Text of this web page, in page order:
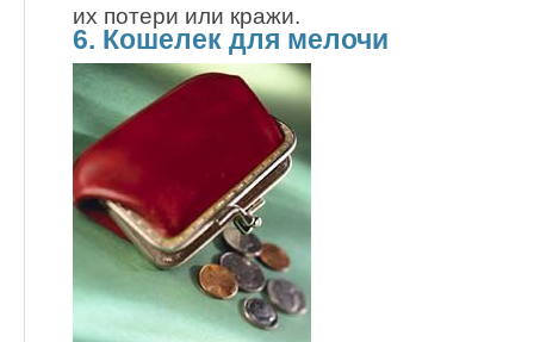
их потери или кражи.
6. Кошелек для мелочи